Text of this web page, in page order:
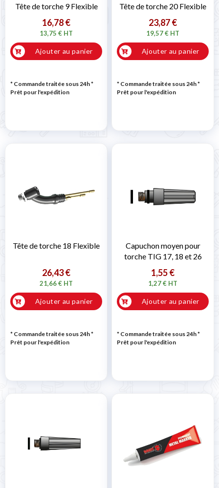
Tête de torche 9 Flexible
16,78 €
13,75 € HT
Ajouter au panier
* Commande traitée sous 24h*
Prêt pour l'expédition
Tête de torche 20 Flexible
23,87 €
19,57 € HT
Ajouter au panier
* Commande traitée sous 24h*
Prêt pour l'expédition
Tête de torche 18 Flexible
26,43 €
21,66 € HT
Ajouter au panier
* Commande traitée sous 24h*
Prêt pour l'expédition
Capuchon moyen pour
torche TIG 17, 18 et 26
1,55 €
1,27 € HT
Ajouter au panier
* Commande traitée sous 24h*
Prêt pour l'expédition